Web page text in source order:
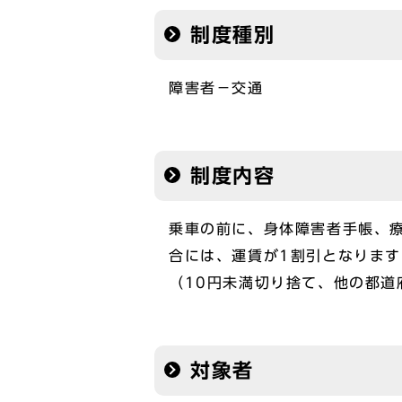
制度種別
障害者－交通
制度内容
乗車の前に、身体障害者手帳、
合には、運賃が1割引となりま
（10円未満切り捨て、他の都
対象者